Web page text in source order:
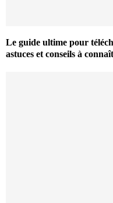
Le guide ultime pour
astuces et conseils à